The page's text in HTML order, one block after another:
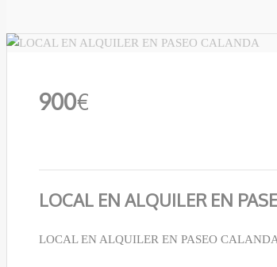
900€
LOCAL EN ALQUILER EN
LOCAL EN ALQUILER EN PASEO